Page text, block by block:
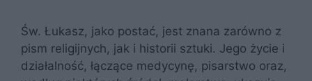
Św. Łukasz, jako postać, jest znana zarówno z
pism religijnych, jak i historii sztuki. Jego życie i
działalność, łączące medycynę, pisarstwo oraz,